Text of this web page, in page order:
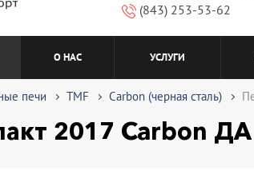
(843) 253-53-62
О НАС УСЛУГИ
печи TMF Carbon (черная сталь)
2017 Carbon